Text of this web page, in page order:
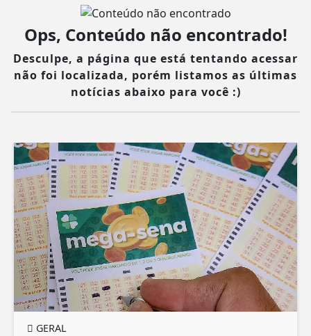
Ops, Conteúdo não encontrado!
Desculpe, a página que está tentando acessar
não foi localizada, porém listamos as últimas
notícias abaixo para você :)
GERAL